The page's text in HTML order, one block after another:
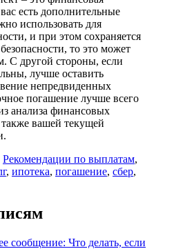
есть дополнительные
использовать для
и при этом сохраняется
то это может
С другой стороны, если
лучше оставить
непредвиденных
погашение лучше всего
анализа финансовых
вашей текущей
Рекомендации по выплатам,
, ипотека, погашение, сбер,
сообщение: Что делать, если